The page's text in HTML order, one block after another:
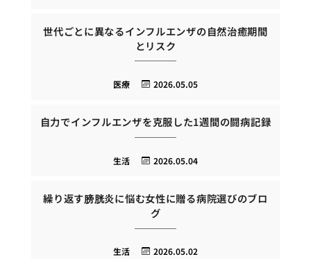
世代ごとに異なるインフルエンザの自然治癒期間
とリスク
2026.05.05
医療
自力でインフルエンザを克服した1週間の闘病記録
2026.05.04
生活
繰り返す膀胱炎に悩む女性に贈る病院選びのブロ
グ
2026.05.02
生活